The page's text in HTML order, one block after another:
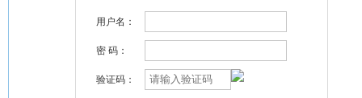
用户名：
密 码：
验证码：